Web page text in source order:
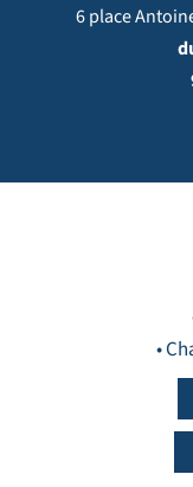
6 place
•